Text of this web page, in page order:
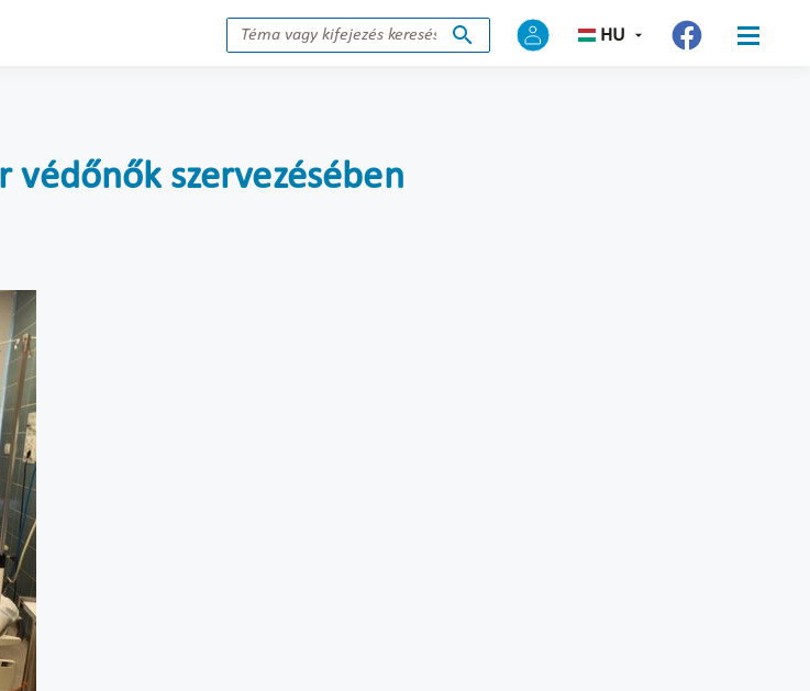
HU
védőnők szervezésében